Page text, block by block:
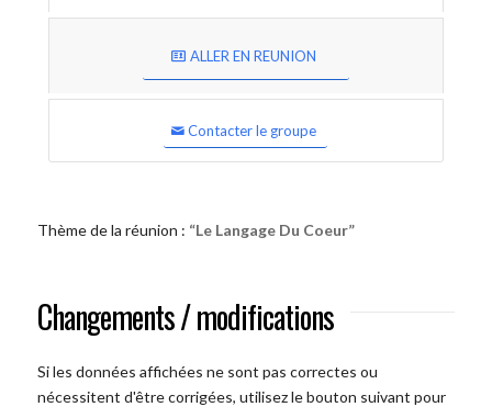
ALLER EN REUNION
Contacter le groupe
Thème de la réunion : “Le Langage Du Coeur”
Changements / modifications
Si les données affichées ne sont pas correctes ou
nécessitent d'être corrigées, utilisez le bouton suivant pour